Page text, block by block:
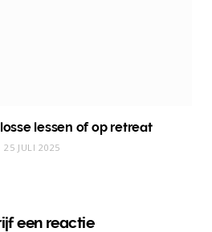
lessen of op retreat
25 JULI 2025
een reactie